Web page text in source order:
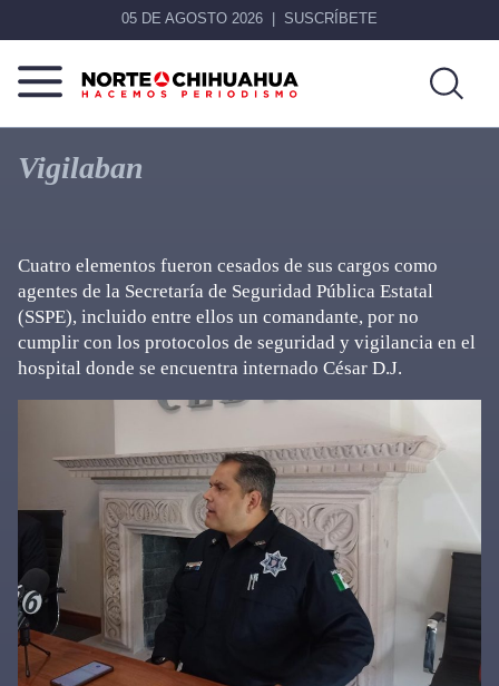
05 DE AGOSTO 2026 SUSCRÍBETE
Norte
De
Chihuahua
Más
que
noticias,
Vigilaban
Cuatro elementos fueron cesados de sus cargos como
agentes de la Secretaría de Seguridad Pública Estatal
(SSPE), incluido entre ellos un comandante, por no
cumplir con los protocolos de seguridad y vigilancia en el
hospital donde se encuentra internado César D.J.